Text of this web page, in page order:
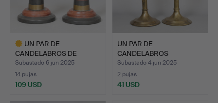
UN PAR DE
CANDELABROS DE
PIZARRA Y BRONCE …
Subastado 6 jun 2025
14 pujas
109 USD
UN PAR DE
CANDELABROS
VICTORIANOS DE LATÓN…
Subastado 4 jun 2025
2 pujas
41 USD